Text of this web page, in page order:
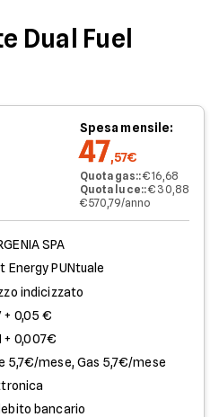
Dual Fuel
Spesa mensile:
47,57€
Quota gas::€ 16,68
Quota luce::€ 30,88
€ 570,79/anno
SPA
Energy PUNtuale
indicizzato
+ 0,05 €
+ 0,007€
5,7€/mese, Gas 5,7€/mese
bancario